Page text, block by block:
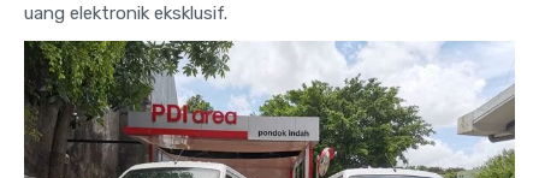
uang elektronik eksklusif.